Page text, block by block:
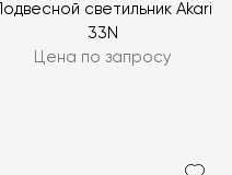
Подвесной светильник Akari
33N
Цена по запросу